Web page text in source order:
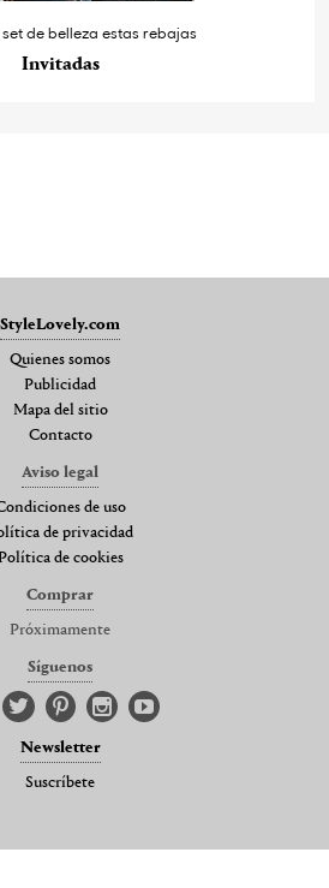
set de belleza estas rebajas
Invitadas
StyleLovely.com
Quienes somos
Publicidad
Mapa del sitio
Contacto
Aviso legal
de uso
de privacidad
de cookies
Comprar
Próximamente
Síguenos
Newsletter
Suscríbete